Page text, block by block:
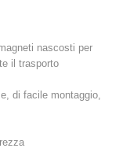
nascosti per
il trasporto
di facile montaggio,